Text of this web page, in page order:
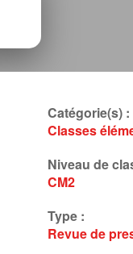
Catégorie(s) :
Classes
Niveau de
CM2
Type :
Revue de